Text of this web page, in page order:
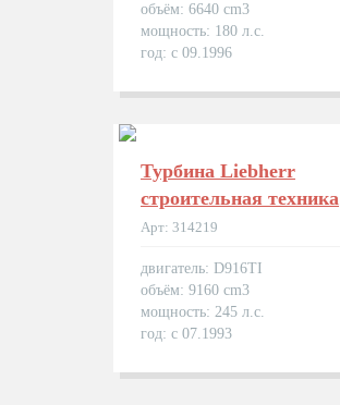
объём: 6640 cm3
мощность: 180 л.с.
год: с 09.1996
Турбина Liebherr
строительная техника
Арт: 314219
двигатель: D916TI
объём: 9160 cm3
мощность: 245 л.с.
год: с 07.1993